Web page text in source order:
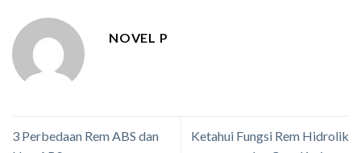
NOVEL P
3 Perbedaan Rem ABS dan
Ketahui Fungsi Rem Hidrolik